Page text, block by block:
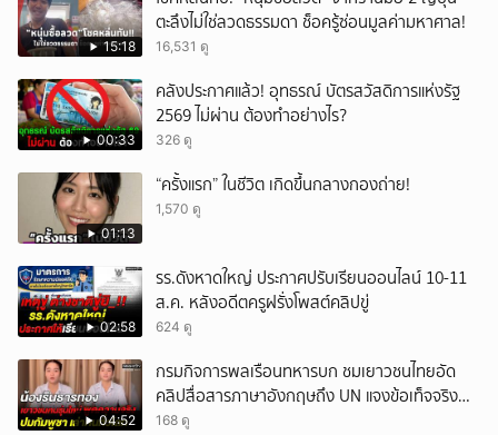
15:18
ตะลึงไม่ใช่ลวดธรรมดา ช็อครู้ซ่อนมูลค่ามหาศาล!
16,531 ดู
00:33
คลังประกาศแล้ว! อุทธรณ์ บัตรสวัสดิการแห่งรัฐ
2569 ไม่ผ่าน ต้องทำอย่างไร?
326 ดู
01:13
“ครั้งแรก” ในชีวิต เกิดขึ้นกลางกองถ่าย!
1,570 ดู
02:58
รร.ดังหาดใหญ่ ประกาศปรับเรียนออนไลน์ 10-11
ส.ค. หลังอดีตครูฝรั่งโพสต์คลิปขู่
624 ดู
04:52
กรมกิจการพลเรือนทหารบก ชมเยาวชนไทยอัด
คลิปสื่อสารภาษาอังกฤษถึง UN แจงข้อเท็จจริง
ประวัติศาสตร์มนุษยธรรมไทย
168 ดู
ยกเลิก